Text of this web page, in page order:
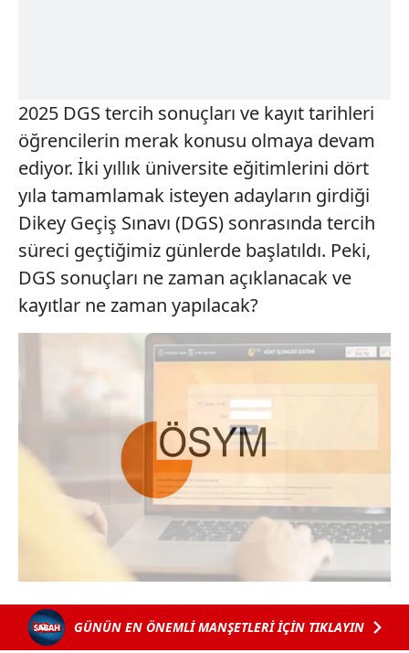
2025 DGS tercih sonuçları ve kayıt tarihleri
öğrencilerin merak konusu olmaya devam
ediyor. İki yıllık üniversite eğitimlerini dört
yıla tamamlamak isteyen adayların girdiği
Dikey Geçiş Sınavı (DGS) sonrasında tercih
süreci geçtiğimiz günlerde başlatıldı. Peki,
DGS sonuçları ne zaman açıklanacak ve
kayıtlar ne zaman yapılacak?
GÜNÜN EN ÖNEMLİ MANŞETLERİ İÇİN TIKLAYIN